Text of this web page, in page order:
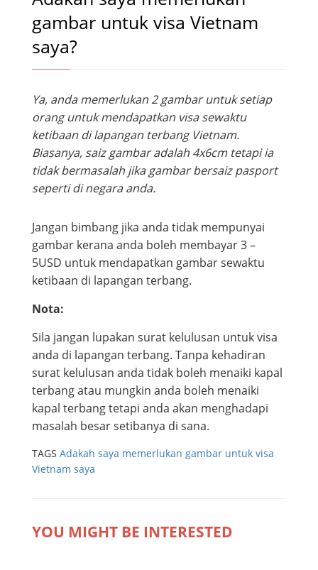
gambar untuk visa Vietnam
saya?
Ya, anda memerlukan 2 gambar untuk setiap
orang untuk mendapatkan visa sewaktu
ketibaan di lapangan terbang Vietnam.
Biasanya, saiz gambar adalah 4x6cm tetapi ia
tidak bermasalah jika gambar bersaiz pasport
seperti di negara anda.
Jangan bimbang jika anda tidak mempunyai
gambar kerana anda boleh membayar 3 –
5USD untuk mendapatkan gambar sewaktu
ketibaan di lapangan terbang.
Nota:
Sila jangan lupakan surat kelulusan untuk visa
anda di lapangan terbang. Tanpa kehadiran
surat kelulusan anda tidak boleh menaiki kapal
terbang atau mungkin anda boleh menaiki
kapal terbang tetapi anda akan menghadapi
masalah besar setibanya di sana.
TAGS Adakah saya memerlukan gambar untuk visa
Vietnam saya
YOU MIGHT BE INTERESTED